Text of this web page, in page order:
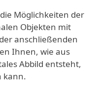
Möglichkeiten der
Objekten mit
anschließenden
Ihnen, wie aus
Abbild entsteht,
kann.